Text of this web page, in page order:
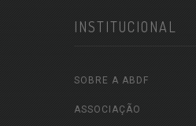
INSTITUCIONAL
SOBRE A ABDF
ASSOCIAÇÃO